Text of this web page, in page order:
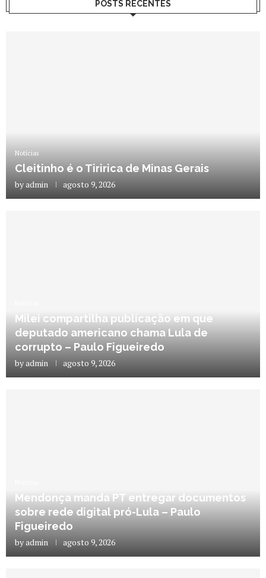
POSTS RECENTES
Notícias
Cleitinho é o Tiririca de Minas Gerais
byadmin agosto 9, 2026
Milei compartilha publicação em que
deputado americano chama Lula de
corrupto – Paulo Figueiredo
byadmin agosto 9, 2026
Mendonça manda PT entregar documentos
sobre rede digital pró-Lula – Paulo
Figueiredo
byadmin agosto 9, 2026